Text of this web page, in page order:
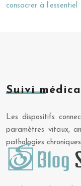
consacrer à l’essentiel
Suivi
Les dispositifs
paramètres vitaux,
pathologies